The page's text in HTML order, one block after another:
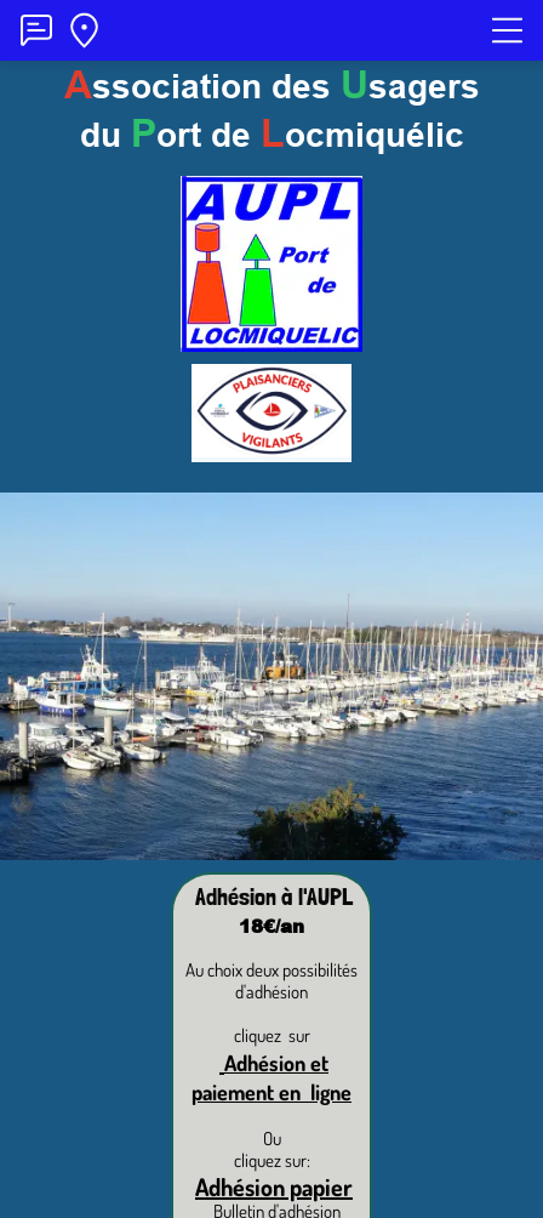
Association des Usagers
du Port de Locmiquélic
Adhésion à l'AUPL
18€/an
Au choix deux possibilités
d'adhésion
cliquez sur
Adhésion et
paiement en ligne
Ou
cliquez sur:
Adhésion papier
Bulletin d'adhésion